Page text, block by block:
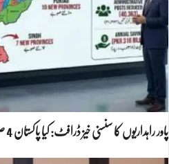
پاور راہداریوں کا سنسنی خیز ڈرافٹ: کیا پاکستان 4 صوبوں سے 33 اکائیوں میں…